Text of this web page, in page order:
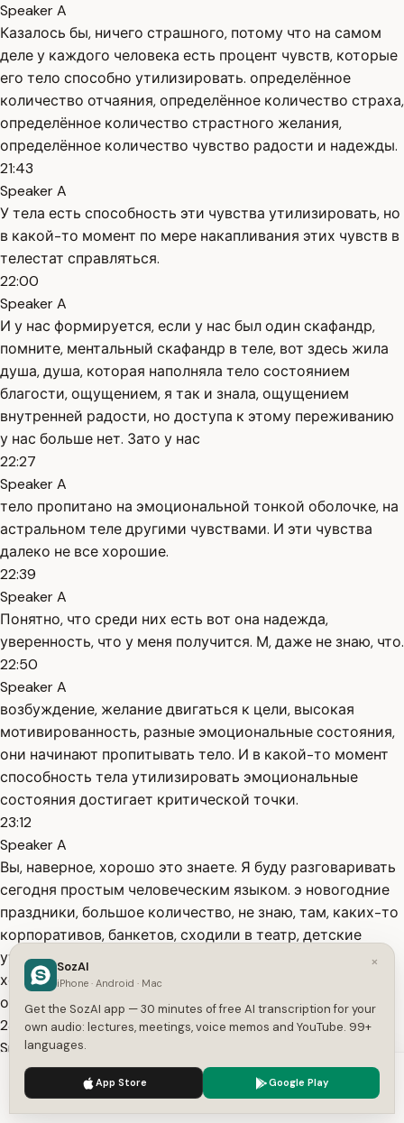
Speaker A
Казалось бы, ничего страшного, потому что на самом
деле у каждого человека есть процент чувств, которые
его тело способно утилизировать. определённое
количество отчаяния, определённое количество страха,
определённое количество страстного желания,
определённое количество чувство радости и надежды.
21:43
Speaker A
У тела есть способность эти чувства утилизировать, но
в какой-то момент по мере накапливания этих чувств в
телестат справляться.
22:00
Speaker A
И у нас формируется, если у нас был один скафандр,
помните, ментальный скафандр в теле, вот здесь жила
душа, душа, которая наполняла тело состоянием
благости, ощущением, я так и знала, ощущением
внутренней радости, но доступа к этому переживанию
у нас больше нет. Зато у нас
22:27
Speaker A
тело пропитано на эмоциональной тонкой оболочке, на
астральном теле другими чувствами. И эти чувства
далеко не все хорошие.
22:39
Speaker A
Понятно, что среди них есть вот она надежда,
уверенность, что у меня получится. М, даже не знаю, что.
22:50
Speaker A
возбуждение, желание двигаться к цели, высокая
мотивированность, разные эмоциональные состояния,
они начинают пропитывать тело. И в какой-то момент
способность тела утилизировать эмоциональные
состояния достигает критической точки.
23:12
Speaker A
Вы, наверное, хорошо это знаете. Я буду разговаривать
сегодня простым человеческим языком. э новогодние
праздники, большое количество, не знаю, там, каких-то
корпоративов, банкетов, сходили в театр, детские
утренники, и безмерно хочется тишины, безмерно
хочется сделать выкол. Сейчас, на самом деле, в
окружающей нас реальности есть
23:37
Speaker A
огромное количество новостей, и мы все их слушаем, и
нам с ними плохо, и мы хотим, чтобы было вот так. И,
казалось бы, формируется огромная зона напряжения.
We use cookies to enhance your experience.
×
SozAI
iPhone · Android · Mac
Get the SozAI app — 30 minutes of free AI transcription for your
own audio: lectures, meetings, voice memos and YouTube. 99+
languages.
App Store Google Play